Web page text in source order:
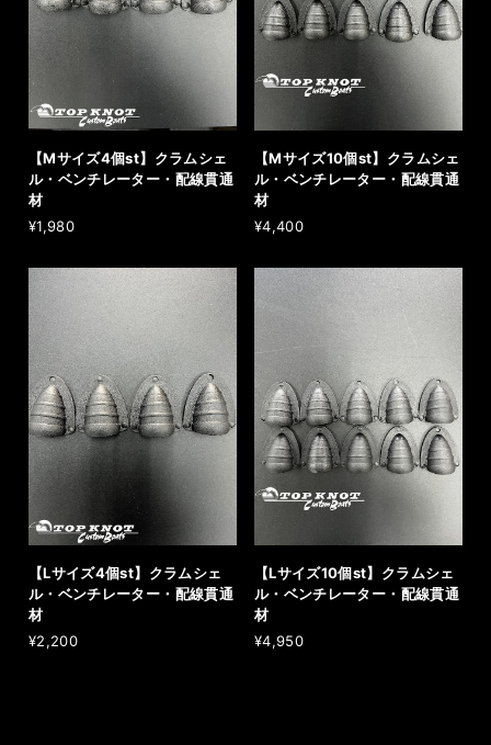
【Mサイズ4個st】クラムシェ
ル・ベンチレーター・配線貫通
材
¥1,980
【Mサイズ10個st】クラムシェ
ル・ベンチレーター・配線貫通
材
¥4,400
【Lサイズ4個st】クラムシェ
ル・ベンチレーター・配線貫通
材
¥2,200
【Lサイズ10個st】クラムシェ
ル・ベンチレーター・配線貫通
材
¥4,950